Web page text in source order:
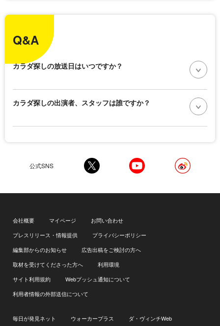
Q&A
カラダ探しの放送日はいつですか？
カラダ探しの出演者、スタッフは誰ですか？
公式SNS
会社概要 マイページ
お問い合わせ
プレスリリース・情報提供
プライバシーポリシー
編集部からのお知らせ
広告出稿をご検討の方へ
取材を受けてくださった方へ
利用環境
サイト利用規約
Webプッシュ通知について
利用者情報の外部送信について
毎日が発見ネット ウォーカープラス ダ・ヴィンチWeb